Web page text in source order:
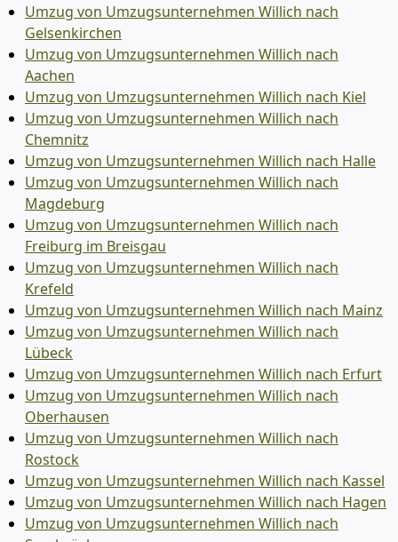
Umzug von Umzugsunternehmen Willich nach
Gelsenkirchen
Umzug von Umzugsunternehmen Willich nach
Aachen
Umzug von Umzugsunternehmen Willich nach Kiel
Umzug von Umzugsunternehmen Willich nach
Chemnitz
Umzug von Umzugsunternehmen Willich nach Halle
Umzug von Umzugsunternehmen Willich nach
Magdeburg
Umzug von Umzugsunternehmen Willich nach
Freiburg im Breisgau
Umzug von Umzugsunternehmen Willich nach
Krefeld
Umzug von Umzugsunternehmen Willich nach Mainz
Umzug von Umzugsunternehmen Willich nach
Lübeck
Umzug von Umzugsunternehmen Willich nach Erfurt
Umzug von Umzugsunternehmen Willich nach
Oberhausen
Umzug von Umzugsunternehmen Willich nach
Rostock
Umzug von Umzugsunternehmen Willich nach Kassel
Umzug von Umzugsunternehmen Willich nach Hagen
Umzug von Umzugsunternehmen Willich nach